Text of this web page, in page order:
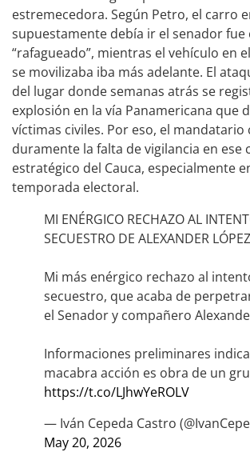
estremecedora. Según Petro, el carro
supuestamente debía ir el senador
“rafagueado”, mientras el vehículo en
se movilizaba iba más adelante. El
del lugar donde semanas atrás se
explosión en la vía Panamericana que
víctimas civiles. Por eso, el mandatario
duramente la falta de vigilancia en ese
estratégico del Cauca, especialmente
temporada electoral.
MI ENÉRGICO RECHAZO AL
SECUESTRO DE ALEXANDER LÓPEZ
Mi más enérgico rechazo al
secuestro, que acaba de
el Senador y compañero
Informaciones preliminares
macabra acción es obra de un
https://t.co/LJhwYeROLV
— Iván Cepeda Castro
May 20, 2026